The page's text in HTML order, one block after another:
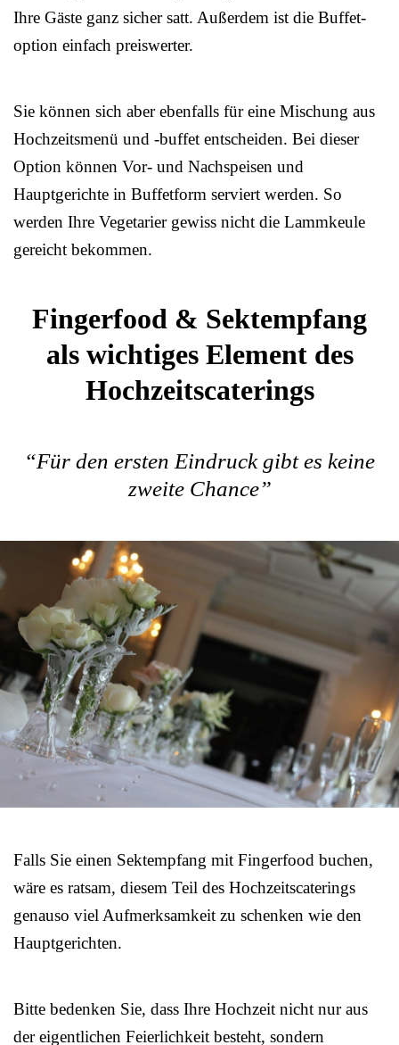
Ihre Gäste ganz sicher satt. Außerdem ist die Buffet-
option einfach preiswerter.
Sie können sich aber ebenfalls für eine Mischung aus
Hochzeitsmenü und -buffet entscheiden. Bei dieser
Option können Vor- und Nachspeisen und
Hauptgerichte in Buffetform serviert werden. So
werden Ihre Vegetarier gewiss nicht die Lammkeule
gereicht bekommen.
Fingerfood & Sektempfang
als wichtiges Element des
Hochzeitscaterings
“Für den ersten Eindruck gibt es keine
zweite Chance”
Falls Sie einen Sektempfang mit Fingerfood buchen,
wäre es ratsam, diesem Teil des Hochzeitscaterings
genauso viel Aufmerksamkeit zu schenken wie den
Hauptgerichten.
Bitte bedenken Sie, dass Ihre Hochzeit nicht nur aus
der eigentlichen Feierlichkeit besteht, sondern